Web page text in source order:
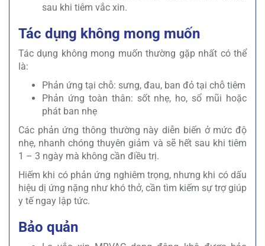
sau khi tiêm vắc xin.
Tác dụng không mong muốn
Tác dụng không mong muốn thường gặp nhất có thể
là:
Phản ứng tại chỗ: sưng, đau, ban đỏ tại chỗ tiêm
Phản ứng toàn thân: sốt nhẹ, ho, sổ mũi hoặc
phát ban nhẹ
Các phản ứng thông thường này diễn biến ở mức độ
nhẹ, nhanh chóng thuyên giảm và sẽ hết sau khi tiêm
1 – 3 ngày mà không cần điều trị.
Hiếm khi có phản ứng nghiêm trọng, nhưng khi có dấu
hiệu dị ứng nặng như khó thở, cần tìm kiếm sự trợ giúp
y tế ngay lập tức.
Bảo quản